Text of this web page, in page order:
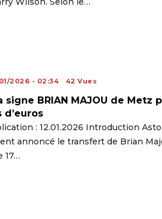
2026 - 02:34 42 Vues
signe BRIAN MAJOU de Metz
d’euros
: 12.01.2026 Introduction
annoncé le transfert de Brian
17…